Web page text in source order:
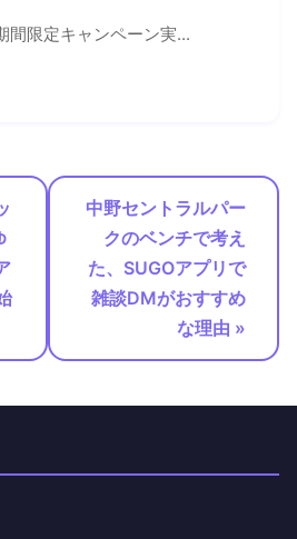
間限定キャンペーン実...
中野セントラルパー
クのベンチで考え
た、SUGOアプリで
雑談DMがおすすめ
な理由 »